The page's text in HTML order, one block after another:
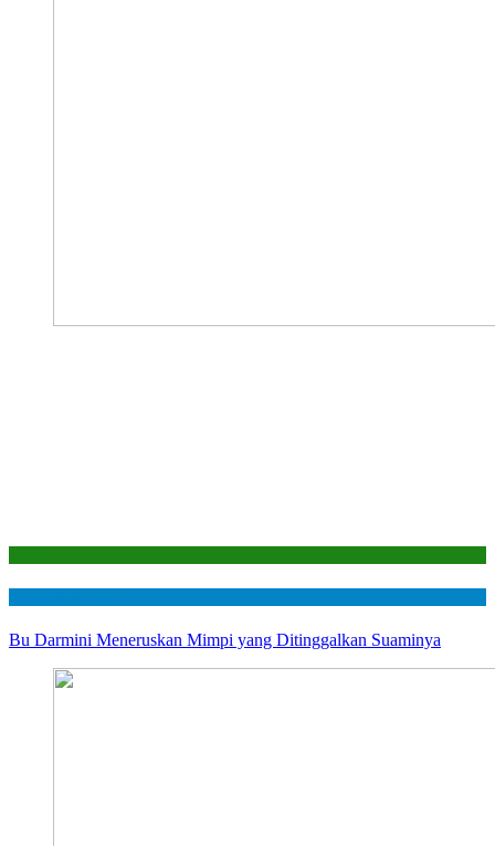
Bu Darmini Meneruskan Mimpi yang Ditinggalkan Suaminya